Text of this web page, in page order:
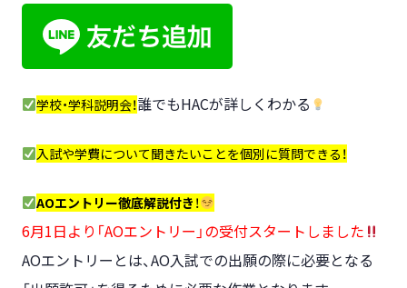
学校・学科説明会！誰でもHACが詳しくわかる
入試や学費について聞きたいことを個別に質問できる！
AOエントリー徹底解説付き ！
6月1日より「AOエントリー」の受付スタートしました
AOエントリーとは、AO入試での出願の際に必要となる